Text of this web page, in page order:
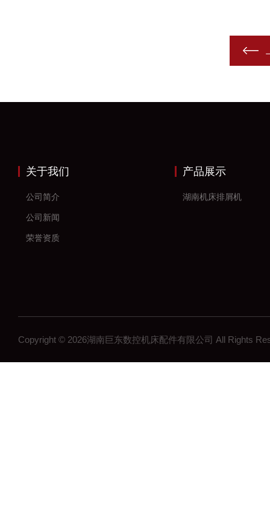
关于我们
公司简介
公司新闻
荣誉资质
产品展示
湖南机床排屑机
Copyright © 2026湖南巨东数控机床配件有限公司 All Rights